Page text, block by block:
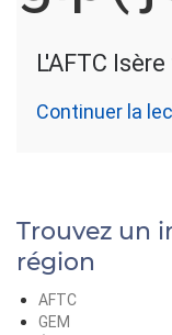
L'AFTC
Continuer la
Trouvez un
région
AFTC
GEM